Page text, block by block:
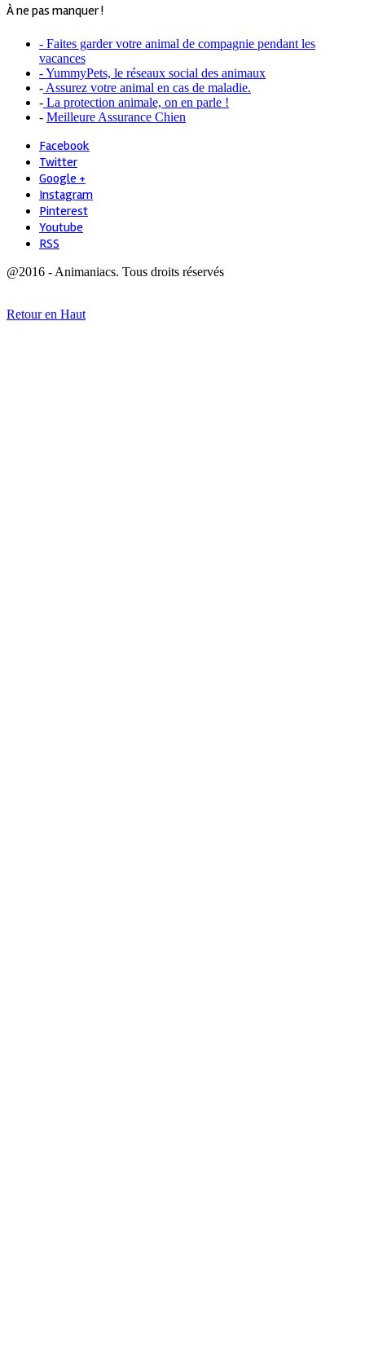
À ne pas manquer !
- Faites garder votre animal de compagnie pendant les
vacances
- YummyPets, le réseaux social des animaux
- Assurez votre animal en cas de maladie.
- La protection animale, on en parle !
- Meilleure Assurance Chien
Facebook
Twitter
Google +
Instagram
Pinterest
Youtube
RSS
@2016 - Animaniacs. Tous droits réservés
Retour en Haut